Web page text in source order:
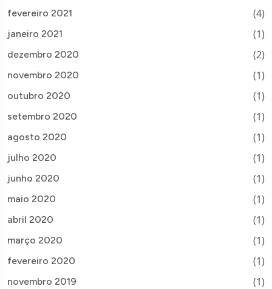
fevereiro 2021 (4)
janeiro 2021 (1)
dezembro 2020 (2)
novembro 2020 (1)
outubro 2020 (1)
setembro 2020 (1)
agosto 2020 (1)
julho 2020 (1)
junho 2020 (1)
maio 2020 (1)
abril 2020 (1)
março 2020 (1)
fevereiro 2020 (1)
novembro 2019 (1)